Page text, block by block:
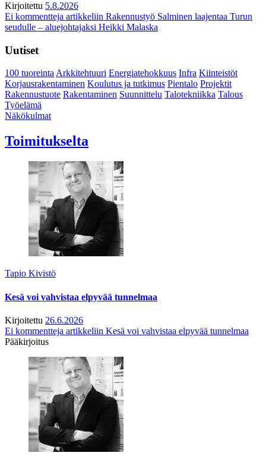
Kirjoitettu 5.8.2026
Ei kommentteja artikkeliin Rakennustyö Salminen laajentaa Turun
seudulle – aluejohtajaksi Heikki Malaska
Uutiset
100 tuoreintaArkkitehtuuri Energiatehokkuus Infra Kiinteistöt
Korjausrakentaminen Koulutus ja tutkimus Pientalo Projektit
Rakennustuote Rakentaminen Suunnittelu Talotekniikka Talous
Työelämä
Näkökulmat
Toimitukselta
Tapio Kivistö
Kesä voi vahvistaa elpyvää tunnelmaa
Kirjoitettu 26.6.2026
Ei kommentteja artikkeliin Kesä voi vahvistaa elpyvää tunnelmaa
Pääkirjoitus